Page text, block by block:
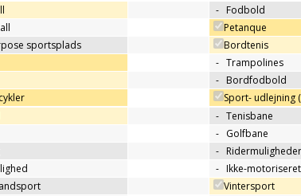
- Fodbold
Petanque
sportsplads
Bordtenis
- Trampolines
- Bordfodbold
Sport- udlejning
- Tenisbane
- Golfbane
- Ridermuligheder
- Ikke-
Vintersport